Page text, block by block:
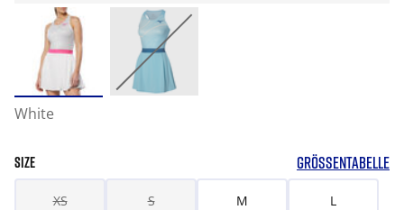
White
SIZE GRÖSSENTABELLE
XS S M L